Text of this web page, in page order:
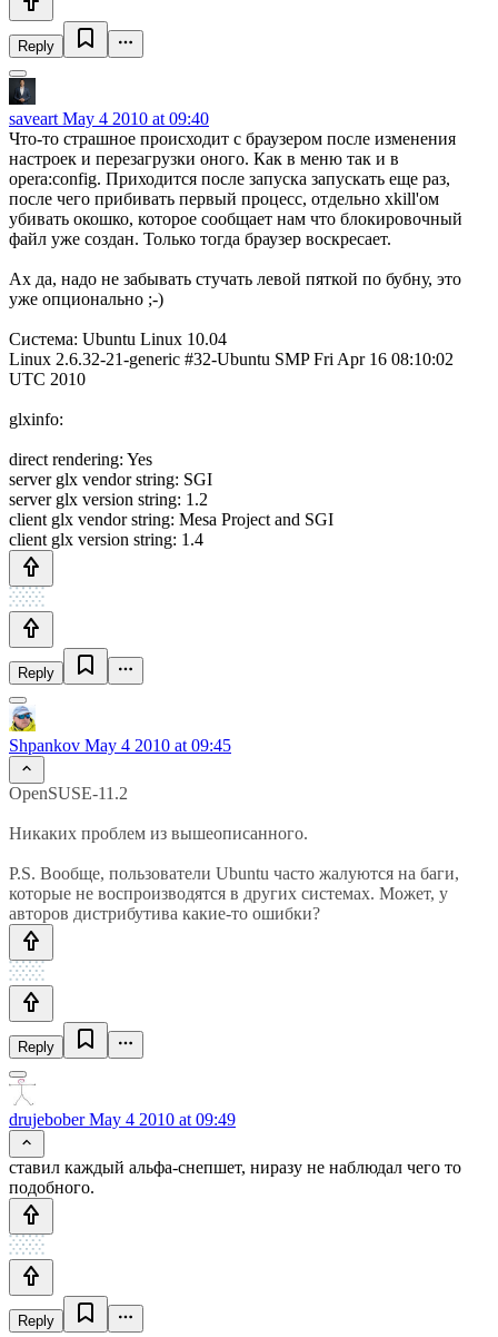
Reply
saveart May 4 2010 at 09:40
Что-то страшное происходит с браузером после изменения
настроек и перезагрузки оного. Как в меню так и в
opera:config. Приходится после запуска запускать еще раз,
после чего прибивать первый процесс, отдельно xkill'ом
убивать окошко, которое сообщает нам что блокировочный
файл уже создан. Только тогда браузер воскресает.
Ах да, надо не забывать стучать левой пяткой по бубну, это
уже опционально ;-)
Система: Ubuntu Linux 10.04
Linux 2.6.32-21-generic #32-Ubuntu SMP Fri Apr 16 08:10:02
UTC 2010
glxinfo:
direct rendering: Yes
server glx vendor string: SGI
server glx version string: 1.2
client glx vendor string: Mesa Project and SGI
client glx version string: 1.4
Reply
Shpankov May 4 2010 at 09:45
OpenSUSE-11.2
Никаких проблем из вышеописанного.
P.S. Вообще, пользователи Ubuntu часто жалуются на баги,
которые не воспроизводятся в других системах. Может, у
авторов дистрибутива какие-то ошибки?
Reply
drujeboberMay 4 2010 at 09:49
ставил каждый альфа-снепшет, ниразу не наблюдал чего то
подобного.
Reply